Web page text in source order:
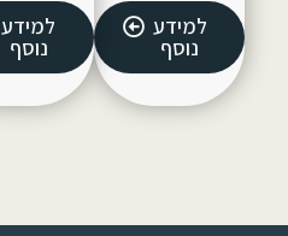
למידע
נוסף
למידע
נוסף